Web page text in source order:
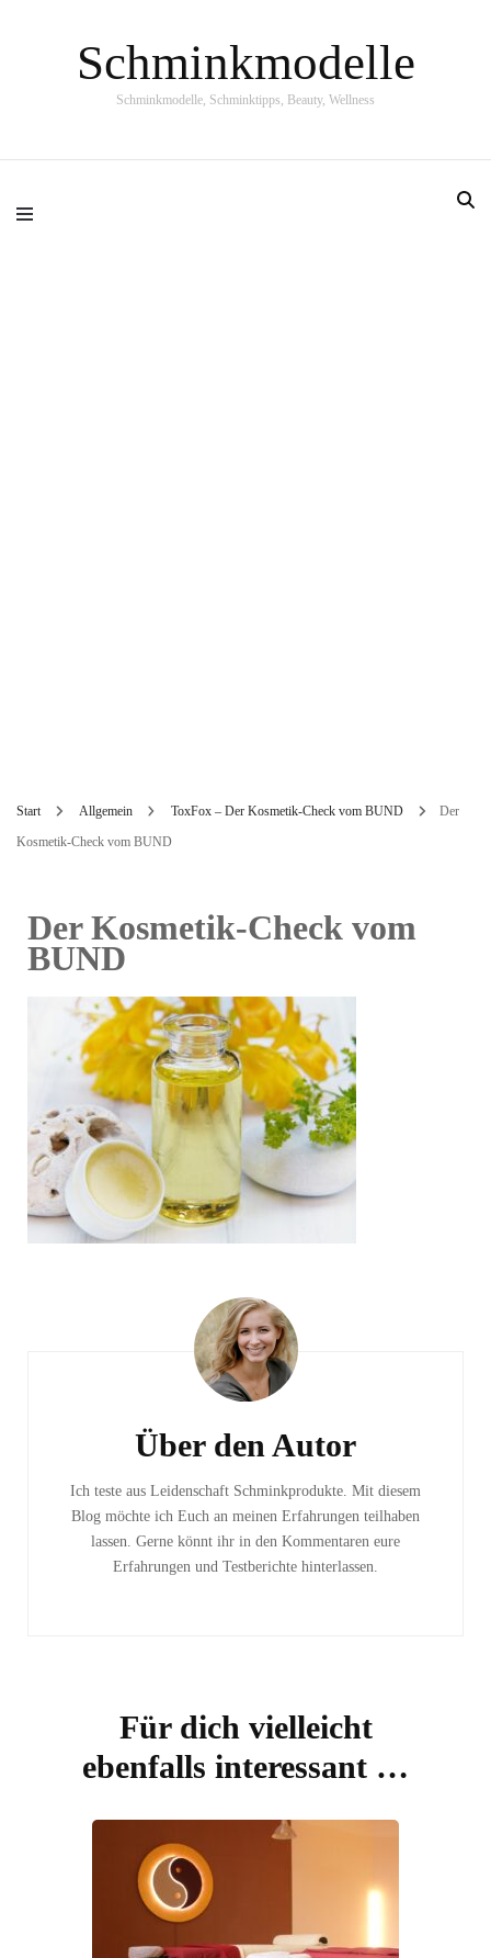
Schminkmodelle
Schminkmodelle, Schminktipps, Beauty, Wellness
Start Allgemein ToxFox – Der Kosmetik-Check vom BUND
Der
Kosmetik-Check vom BUND
Der Kosmetik-Check vom
BUND
Über den Autor
Ich teste aus Leidenschaft Schminkprodukte. Mit diesem
Blog möchte ich Euch an meinen Erfahrungen teilhaben
lassen. Gerne könnt ihr in den Kommentaren eure
Erfahrungen und Testberichte hinterlassen.
Für dich vielleicht
ebenfalls interessant …